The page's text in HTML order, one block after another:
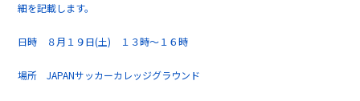
細を記載します。
日時 ８月１９日(土) １３時～１６時
場所 JAPANサッカーカレッジグラウンド